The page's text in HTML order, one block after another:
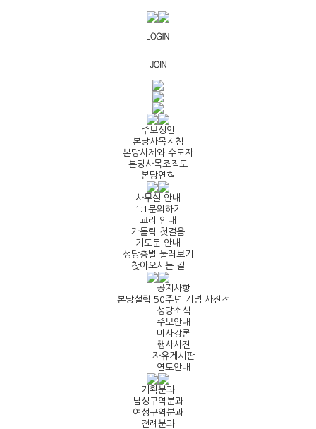
주보성인
본당사목지침
본당사제와 수도자
본당사목조직도
본당연혁
사무실 안내
1:1문의하기
교리 안내
가톨릭 첫걸음
기도문 안내
성당층별 둘러보기
찾아오시는 길
공지사항
본당설립 50주년 기념 사진전
성당소식
주보안내
미사강론
행사사진
자유게시판
연도안내
기획분과
남성구역분과
여성구역분과
전례분과